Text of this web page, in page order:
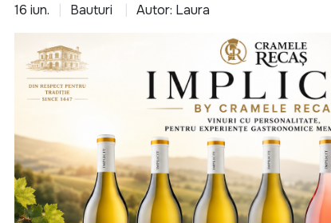
16 iun. Bauturi Autor: Laura